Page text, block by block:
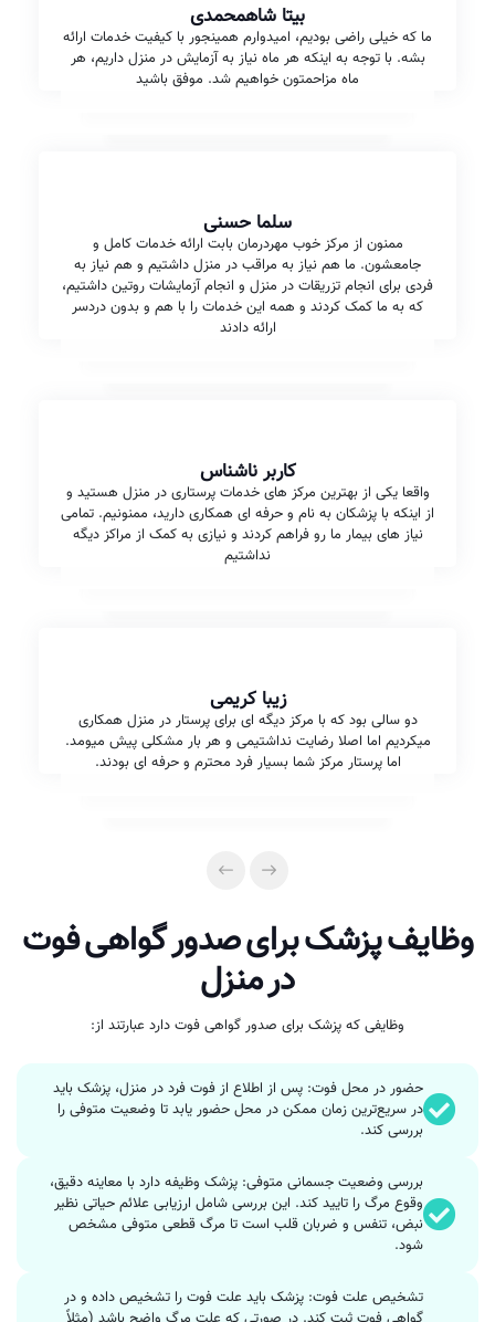
بیتا شاهمحمدی
ما که خیلی راضی بودیم، امیدوارم همینجور با کیفیت خدمات ارائه
بشه. با توجه به اینکه هر ماه نیاز به آزمایش در منزل داریم، هر
ماه مزاحمتون خواهیم شد. موفق باشید
سلما حسنی
ممنون از مرکز خوب مهردرمان بابت ارائه خدمات کامل و
جامعشون. ما هم نیاز به مراقب در منزل داشتیم و هم نیاز به
فردی برای انجام تزریقات در منزل و انجام آزمایشات روتین داشتیم،
که به ما کمک کردند و همه این خدمات را با هم و بدون دردسر
ارائه دادند
کاربر ناشناس
واقعا یکی از بهترین مرکز های خدمات پرستاری در منزل هستید و
از اینکه با پزشکان به نام و حرفه ای همکاری دارید، ممنونیم. تمامی
نیاز های بیمار ما رو فراهم کردند و نیازی به کمک از مراکز دیگه
نداشتیم
زیبا کریمی
دو سالی بود که با مرکز دیگه ای برای پرستار در منزل همکاری
میکردیم اما اصلا رضایت نداشتیمی و هر بار مشکلی پیش میومد.
اما پرستار مرکز شما بسیار فرد محترم و حرفه ای بودند.
وظایف پزشک برای صدور گواهی فوت
در منزل
وظایفی که پزشک برای صدور گواهی فوت دارد عبارتند از:
حضور در محل فوت: پس از اطلاع از فوت فرد در منزل، پزشک باید
در سریع‌ترین زمان ممکن در محل حضور یابد تا وضعیت متوفی را
بررسی کند.
بررسی وضعیت جسمانی متوفی: پزشک وظیفه دارد با معاینه دقیق،
وقوع مرگ را تایید کند. این بررسی شامل ارزیابی علائم حیاتی نظیر
نبض، تنفس و ضربان قلب است تا مرگ قطعی متوفی مشخص
شود.
تشخیص علت فوت: پزشک باید علت فوت را تشخیص داده و در